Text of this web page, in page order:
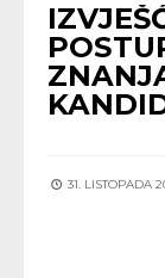
31. LISTOPADA